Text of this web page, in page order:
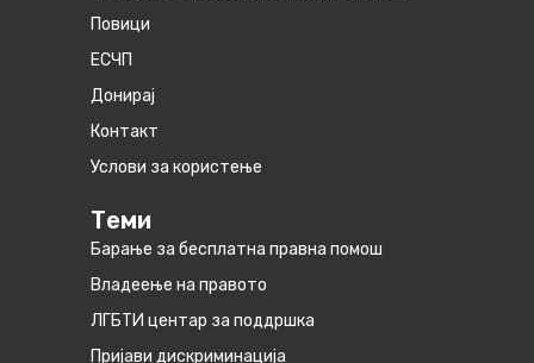
Повици
ЕСЧП
Донирај
Контакт
Услови за користење
Теми
Барање за бесплатна правна помош
Владеење на правото
ЛГБТИ центар за поддршка
Пријави дискриминација